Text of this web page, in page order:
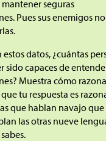
mantener seguras
Pues sus enemigos no
estos datos, ¿cuántas
sido capaces de
Muestra cómo
tu respuesta es
que hablan navajo
las otras nueve